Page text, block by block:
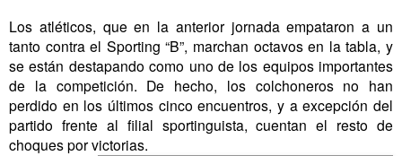
Los atléticos, que en la anterior jornada empataron a un
tanto contra el Sporting “B”, marchan octavos en la tabla, y
se están destapando como uno de los equipos importantes
de la competición. De hecho, los colchoneros no han
perdido en los últimos cinco encuentros, y a excepción del
partido frente al filial sportinguista, cuentan el resto de
choques por victorias.